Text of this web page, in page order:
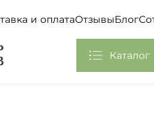
и оплатаОтзывыБлог
Каталог